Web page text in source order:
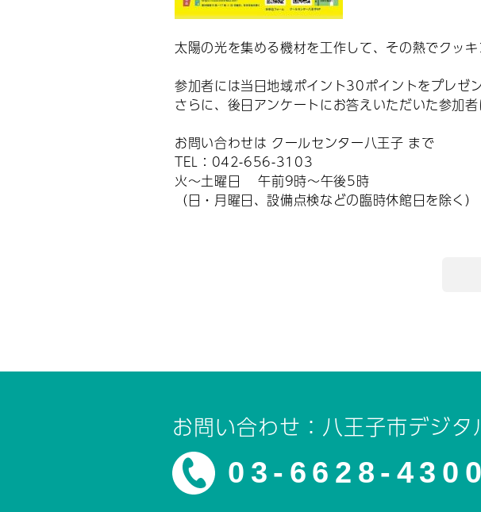
太陽の光を集める機材を工作して、その熱でクッキ
参加者には当日地域ポイント30ポイントをプレゼン
さらに、後日アンケートにお答えいただいた参加
お問い合わせは クールセンター八王子 まで
TEL：042-656-3103
火～土曜日 午前9時～午後5時
（日・月曜日、設備点検などの臨時休館日を除く）
お問い合わせ：八王子市デジ
03-6628-4300